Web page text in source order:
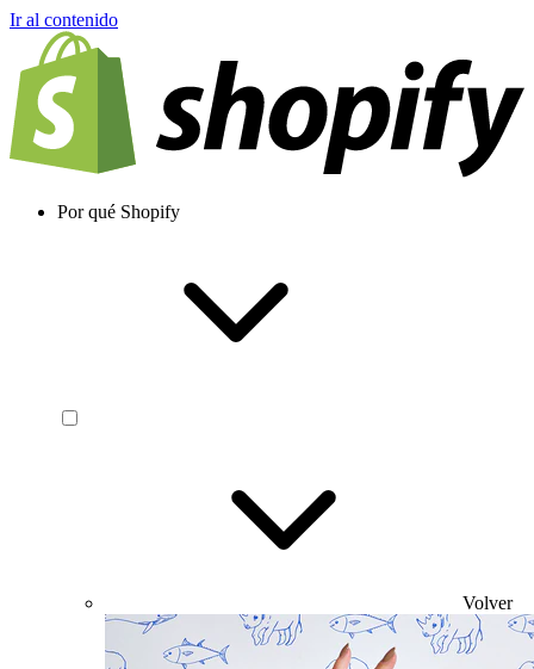
Ir al contenido
Por qué Shopify
Volver